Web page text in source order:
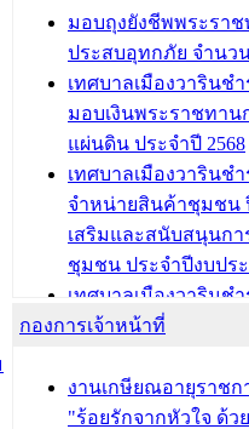
บทความ อื่นๆ ...
เทศบาลเมืองวารินช
ประชุมวิชาการระดับ
นิทรรศการด้านนวัตก
และรับรางวัลทีมนักวิ
นวัตกรรมโครงการท
ประชุมผู้เช่าอาคารพ
ถนนเกษมสุขและถน
บทความ อื่นๆ ...
มอบถุงยังชีพพระรา
ประสบอุทกภัย จำนว
เทศบาลเมืองวารินช
มอบเงินพระราชทา
แผ่นดิน ประจำปี 2568
เทศบาลเมืองวารินช
จำหน่ายสินค้าชุมชน
เสริมและสนับสนุนก
ชุมชน ประจำปีงบปร
เทศบาลเมืองวารินช
น้ำดื่มแก่ผู้พักอาศัย ณ
กองสวัสดิการสังคม เ
วารินชำราบ จัดโครง
กองการเจ้าหน้าที่
งานเกษียณอายุราชก
"ร้อยรักจากหัวใจ ด้ว